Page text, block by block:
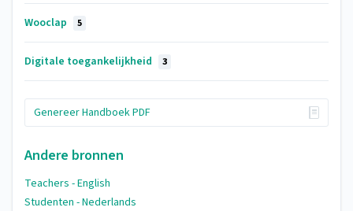
Wooclap 5
Digitale toegankelijkheid 3
Genereer Handboek PDF
Andere bronnen
Teachers - English
Studenten - Nederlands